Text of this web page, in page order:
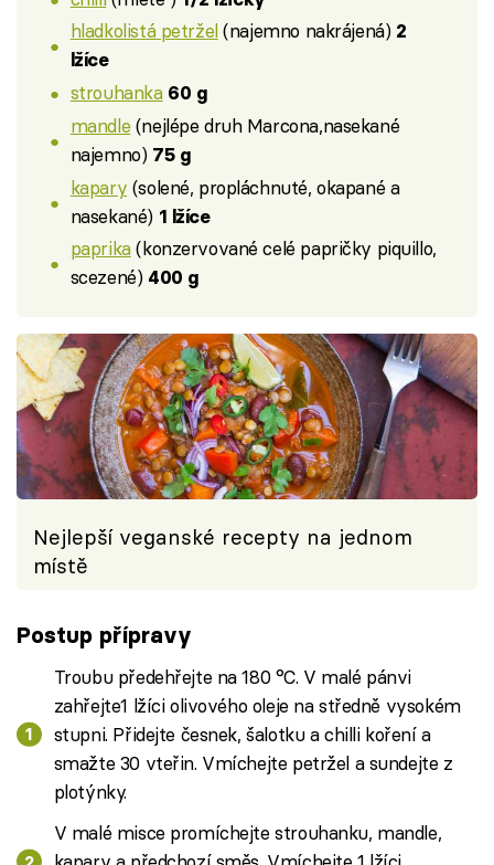
hladkolistá petržel(najemno nakrájená) 2
lžíce
strouhanka 60 g
mandle (nejlépe druh Marcona,nasekané
najemno) 75 g
kapary (solené, propláchnuté, okapané a
nasekané) 1 lžíce
paprika(konzervované celé papričky piquillo,
scezené) 400 g
Nejlepší veganské recepty na jednom
místě
Postup přípravy
Troubu předehřejte na 180 °C. V malé pánvi
zahřejte1 lžíci olivového oleje na středně vysokém
stupni. Přidejte česnek, šalotku a chilli koření a
smažte 30 vteřin. Vmíchejte petržel a sundejte z
plotýnky.
V malé misce promíchejte strouhanku, mandle,